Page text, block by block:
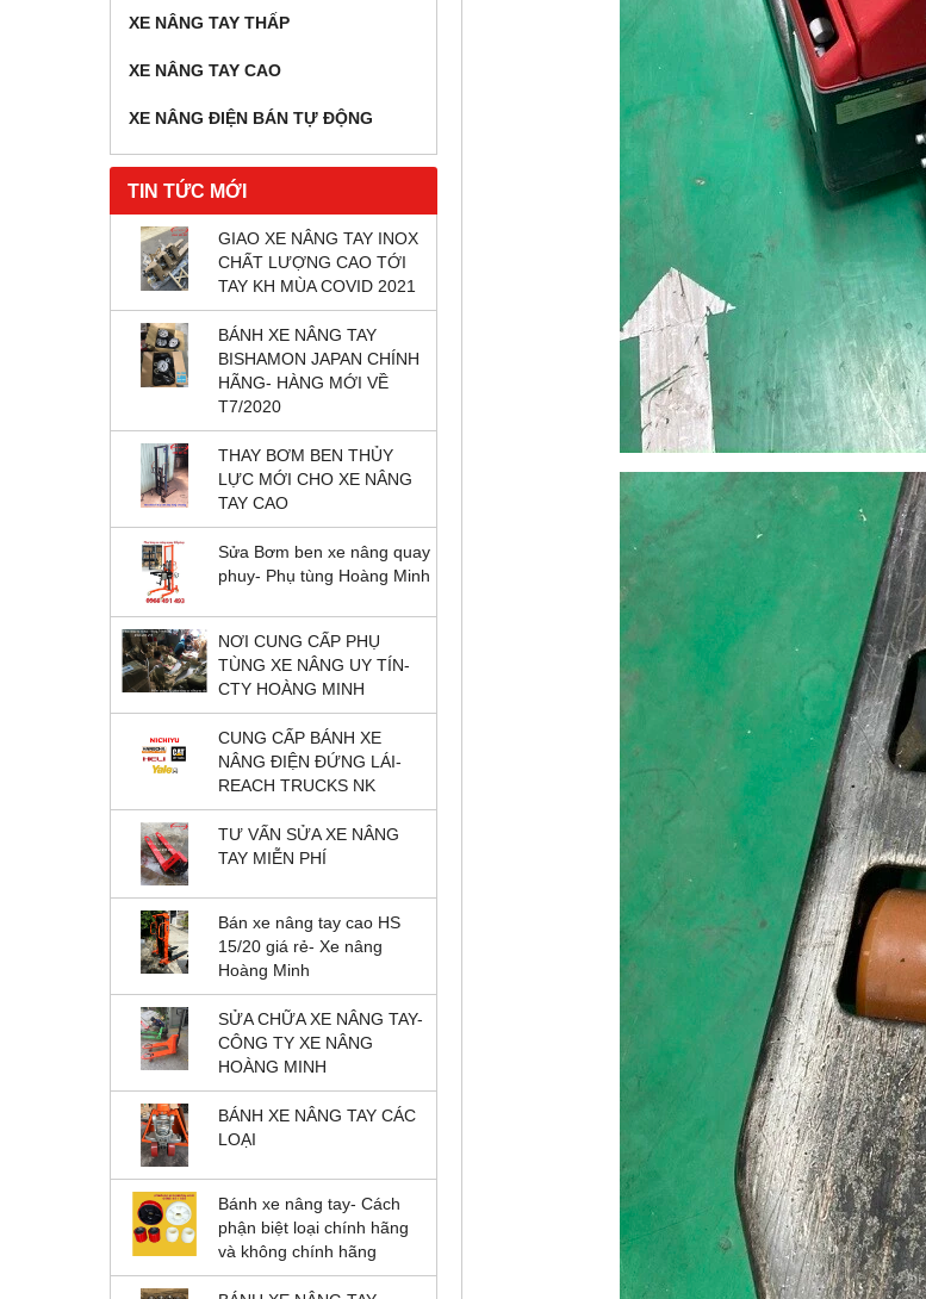
XE NÂNG TAY THẤP
XE NÂNG TAY CAO
XE NÂNG ĐIỆN BÁN TỰ ĐỘNG
TIN TỨC MỚI
GIAO XE NÂNG TAY INOX
CHẤT LƯỢNG CAO TỚI
TAY KH MÙA COVID 2021
BÁNH XE NÂNG TAY
BISHAMON JAPAN CHÍNH
HÃNG- HÀNG MỚI VỀ
T7/2020
THAY BƠM BEN THỦY
LỰC MỚI CHO XE NÂNG
TAY CAO
Sửa Bơm ben xe nâng quay
phuy- Phụ tùng Hoàng Minh
NƠI CUNG CẤP PHỤ
TÙNG XE NÂNG UY TÍN-
CTY HOÀNG MINH
CUNG CẤP BÁNH XE
NÂNG ĐIỆN ĐỨNG LÁI-
REACH TRUCKS NK
TƯ VẤN SỬA XE NÂNG
TAY MIỄN PHÍ
Bán xe nâng tay cao HS
15/20 giá rẻ- Xe nâng
Hoàng Minh
SỬA CHỮA XE NÂNG TAY-
CÔNG TY XE NÂNG
HOÀNG MINH
BÁNH XE NÂNG TAY CÁC
LOẠI
Bánh xe nâng tay- Cách
phận biệt loại chính hãng
và không chính hãng